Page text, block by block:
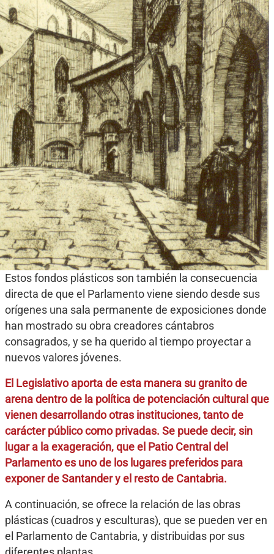
Estos fondos plásticos son también la consecuencia
directa de que el Parlamento viene siendo desde sus
orígenes una sala permanente de exposiciones donde
han mostrado su obra creadores cántabros
consagrados, y se ha querido al tiempo proyectar a
nuevos valores jóvenes.
El Legislativo aporta de esta manera su granito de
arena dentro de la política de potenciación cultural que
vienen desarrollando otras instituciones, tanto de
carácter público como privadas. Se puede decir, sin
lugar a la exageración, que el Patio Central del
Parlamento es uno de los lugares preferidos para
exponer de Santander y el resto de Cantabria.
A continuación, se ofrece la relación de las obras
plásticas (cuadros y esculturas), que se pueden ver en
el Parlamento de Cantabria, y distribuidas por sus